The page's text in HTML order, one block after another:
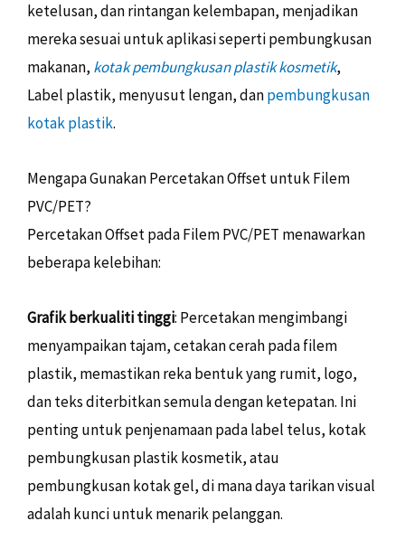
ketelusan, dan rintangan kelembapan, menjadikan
mereka sesuai untuk aplikasi seperti pembungkusan
makanan, kotak pembungkusan plastik kosmetik,
Label plastik, menyusut lengan, danpembungkusan
kotak plastik.
Mengapa Gunakan Percetakan Offset untuk Filem
PVC/PET?
Percetakan Offset pada Filem PVC/PET menawarkan
beberapa kelebihan:
Grafik berkualiti tinggi: Percetakan mengimbangi
menyampaikan tajam, cetakan cerah pada filem
plastik, memastikan reka bentuk yang rumit, logo,
dan teks diterbitkan semula dengan ketepatan. Ini
penting untuk penjenamaan pada label telus, kotak
pembungkusan plastik kosmetik, atau
pembungkusan kotak gel, di mana daya tarikan visual
adalah kunci untuk menarik pelanggan.